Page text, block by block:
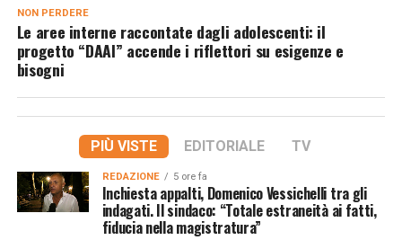
NON PERDERE
Le aree interne raccontate dagli adolescenti: il
progetto “DAAI” accende i riflettori su esigenze e
bisogni
PIÙ VISTE EDITORIALE TV
REDAZIONE 5 ore fa
Inchiesta appalti, Domenico Vessichelli tra gli
indagati. Il sindaco: “Totale estraneità ai fatti,
fiducia nella magistratura”